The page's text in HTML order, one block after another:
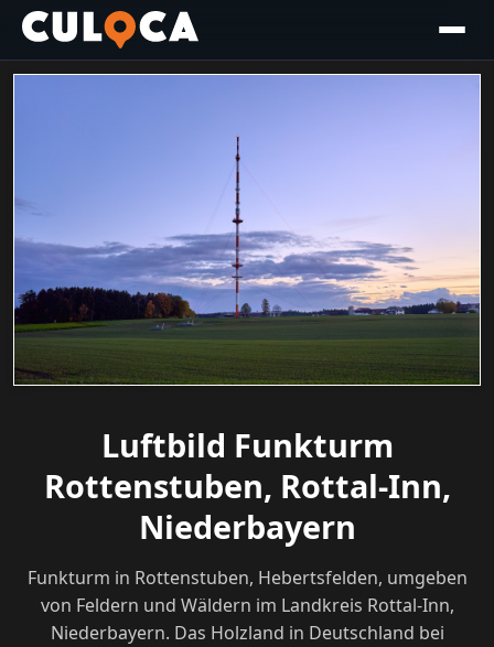
Luftbild Funkturm
Rottenstuben, Rottal-Inn,
Niederbayern
Funkturm in Rottenstuben, Hebertsfelden, umgeben
von Feldern und Wäldern im Landkreis Rottal-Inn,
Niederbayern. Das Holzland in Deutschland bei